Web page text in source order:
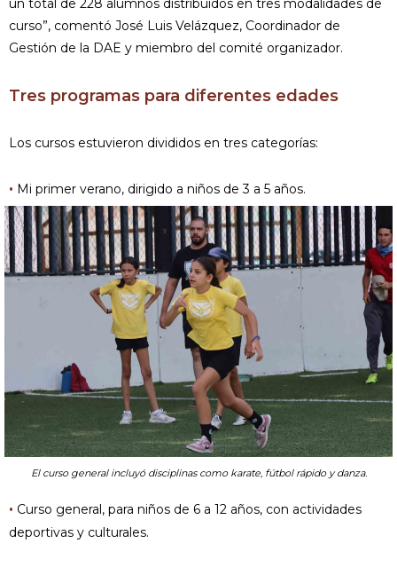
un total de 228 alumnos distribuidos en tres modalidades de
curso”, comentó José Luis Velázquez, Coordinador de
Gestión de la DAE y miembro del comité organizador.
Tres programas para diferentes edades
Los cursos estuvieron divididos en tres categorías:
• Mi primer verano, dirigido a niños de 3 a 5 años.
El curso general incluyó disciplinas como karate, fútbol rápido y danza.
• Curso general, para niños de 6 a 12 años, con actividades
deportivas y culturales.